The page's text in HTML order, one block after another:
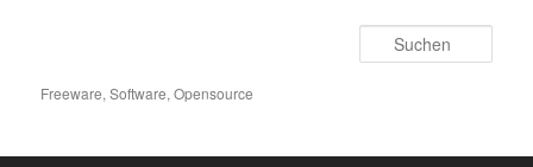
wechselnFreeware, Software, Opensource